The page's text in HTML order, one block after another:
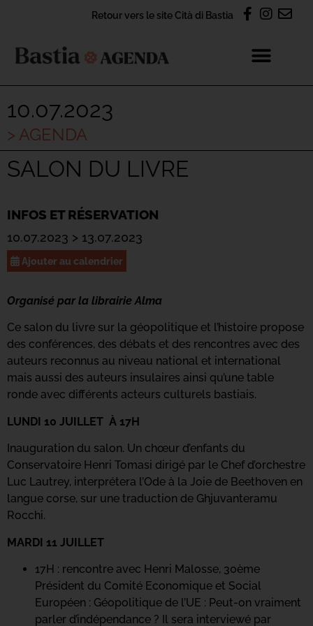
Retour vers le site Cità di Bastia
10.07.2023
> AGENDA
SALON DU LIVRE
INFOS ET RÉSERVATION
10.07.2023 > 13.07.2023
Ajouter au calendrier
Organisé par la librairie Alma
Ce salon du livre sur la géopolitique et l’histoire propose
des conférences, des débats et des rencontres avec des
auteurs reconnus au niveau national et international
mais aussi des auteurs insulaires ainsi qu’une table
ronde avec différents acteurs culturels bastiais.
LUNDI 10 JUILLET À 17H
Inauguration du salon. Un chœur d’enfants du
Conservatoire Henri Tomasi dirigé par le Chef d’orchestre
Luc Lautrey, interprétera l’Ode à la Joie de Beethoven en
langue corse, sur une traduction de Ghjuvanteramu
Rocchi.
MARDI 11 JUILLET
17H : rencontre avec Henri Malosse, 30ème
Président du Comité Economique et Social
Européen : Géopolitique de l’UE : Peut-on vraiment
parler d’indépendance ? Il sera interviewé par